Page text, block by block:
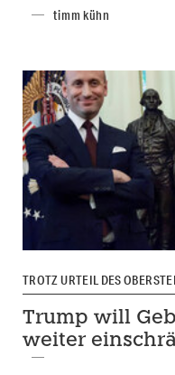
timm kühn
TROTZ URTEIL DES
Trump will
weiter